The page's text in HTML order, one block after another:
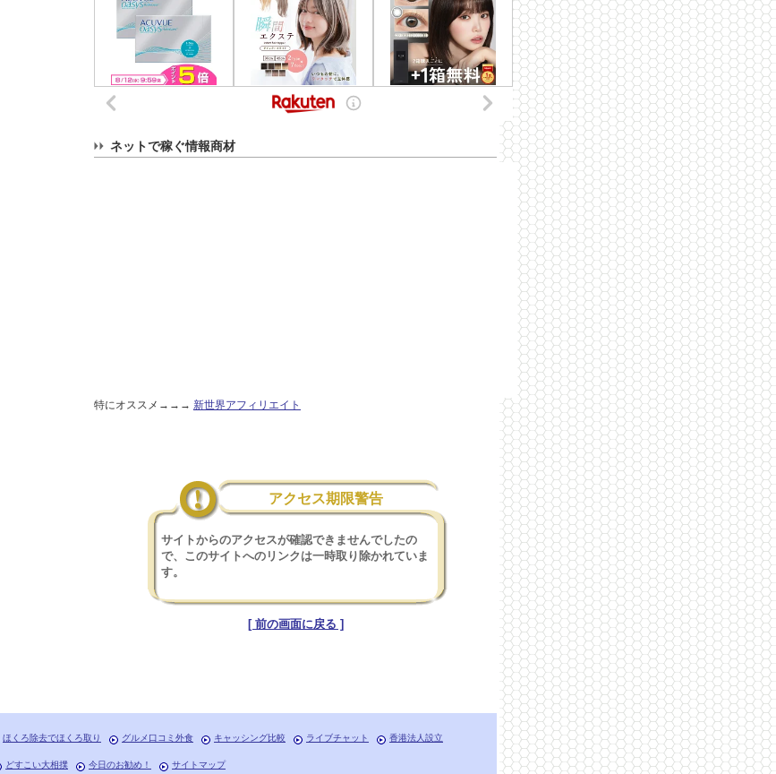
ネットで稼ぐ情報商材
特にオススメ→→→ 新世界アフィリエイト
アクセス期限警告
サイトからのアクセスが確認できませんでしたの
で、このサイトへのリンクは一時取り除かれていま
す。
[ 前の画面に戻る ]
ほくろ除去でほくろ取り グルメ口コミ外食 キャッシング比較 ライブチャット
香港法人設立
どすこい大相撲 今日のお勧め！ サイトマップ